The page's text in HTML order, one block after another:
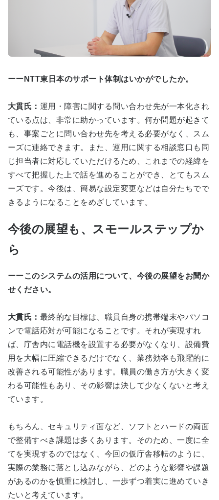
ーーNTT東日本のサポート体制はいかがでしたか。
大貫氏： 運用・障害に関する問い合わせ先が一本化され
ている点は、非常に助かっています。何か問題が起きて
も、事案ごとに問い合わせ先を考える必要がなく、スム
ーズに連絡できます。また、運用に関する相談窓口も同
じ担当者に対応していただけるため、これまでの経緯を
すべて把握した上で話を進めることができ、とてもスム
ーズです。今後は、簡易な設定変更などは自分たちでで
きるようになることをめざしています。
今後の展望も、スモールステップか
ら
ーーこのシステムの活用について、今後の展望をお聞か
せください。
大貫氏： 最終的な目標は、職員自身の携帯端末やパソコ
ンで電話応対が可能になることです。それが実現すれ
ば、庁舎内に電話機を設置する必要がなくなり、設備費
用を大幅に圧縮できるだけでなく、業務効率も飛躍的に
改善される可能性があります。職員の働き方が大きく変
わる可能性もあり、その影響は決して少なくないと考え
ています。
もちろん、セキュリティ面など、ソフトとハードの両面
で整備すべき課題は多くあります。そのため、一度に全
てを実現するのではなく、今回の仮庁舎移転のように、
実際の業務に落とし込みながら、どのような影響や課題
があるのかを慎重に検討し、一歩ずつ着実に進めていき
たいと考えています。